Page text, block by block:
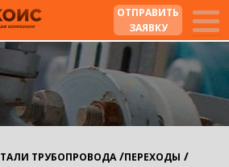
ОТПРАВИТЬ
ЗАЯВКУ
ТРУБОПРОВОДА/ПЕРЕХОДЫ /